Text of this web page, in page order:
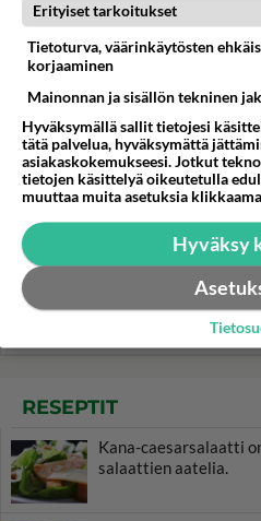
RESEPTIT
Kana-caesarsalaatti
salaattien aatelia.
Erityiset tarkoitukset
Tietoturva, väärinkäytösten
korjaaminen
Mainonnan ja sisällön tekninen
Hyväksymällä sallit tietojesi
tätä palvelua, hyväksymättä
asiakaskokemukseesi. Jotkut
tietojen käsittelyä oikeutetulla
muuttaa muita asetuksia
Hyväksy